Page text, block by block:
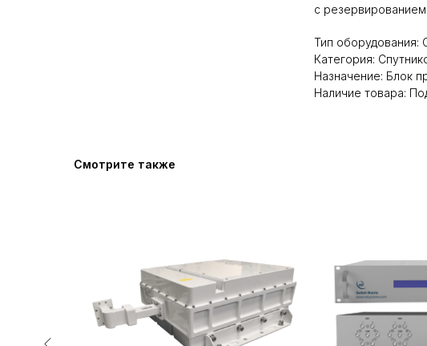
с резервированием
Тип оборудования:
Категория:
Назначение: Блок
Наличие товара:
Смотрите также